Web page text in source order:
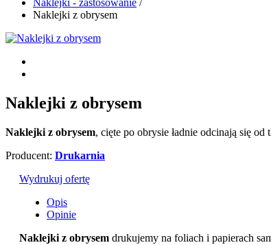
Naklejki - zastosowanie /
Naklejki z obrysem
Naklejki z obrysem
Naklejki z obrysem, cięte po obrysie ładnie odcinają się
Producent: Drukarnia
Wydrukuj ofertę
Opis
Opinie
Naklejki z obrysem drukujemy na foliach i papierach